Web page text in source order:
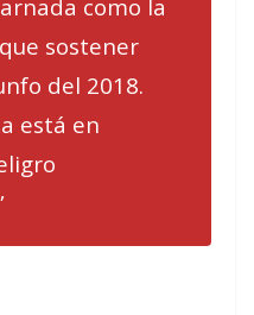
como la
sostener
del 2018.
está en